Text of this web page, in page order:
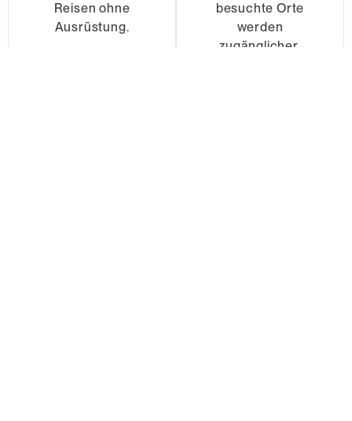
Reisen ohne
Ausrüstung.
besuchte Orte
werden
zugänglicher.